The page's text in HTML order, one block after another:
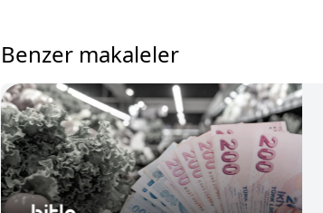
Benzer makaleler